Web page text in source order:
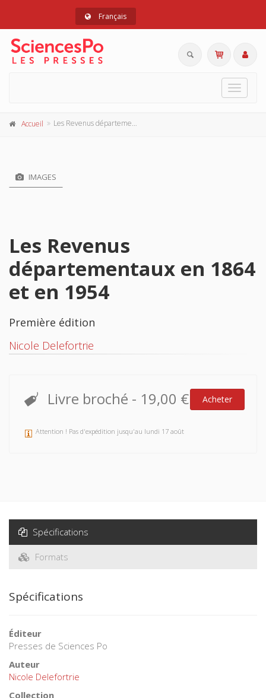
Français
Toggle
Accueil Les Revenus départementaux en 1864 et en 1954
IMAGES
Les Revenus
départementaux en 1864
et en 1954
Première édition
Nicole Delefortrie
Livre broché - 19,00 € Acheter
Attention ! Pas d'expédition jusqu'au lundi 17 août
Spécifications
Formats
Spécifications
Éditeur
Presses de Sciences Po
Auteur
Nicole Delefortrie
Collection